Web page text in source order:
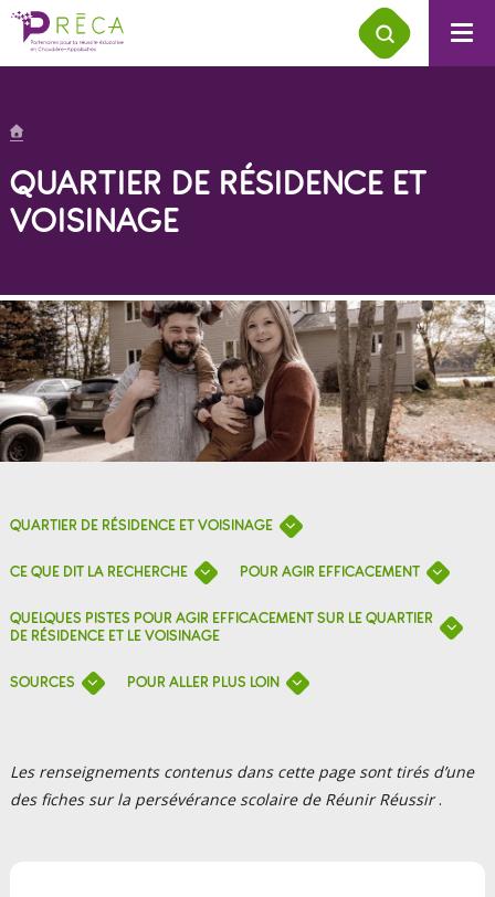
QUARTIER DE RÉSIDENCE ET
VOISINAGE
QUARTIER DE RÉSIDENCE ET VOISINAGE
CE QUE DIT LA RECHERCHE POUR AGIR EFFICACEMENT
QUELQUES PISTES POUR AGIR EFFICACEMENT SUR LE QUARTIER
DE RÉSIDENCE ET LE VOISINAGE
SOURCES POUR ALLER PLUS LOIN
Les renseignements contenus dans cette page sont tirés d’une
des fiches sur la persévérance scolaire de Réunir Réussir.